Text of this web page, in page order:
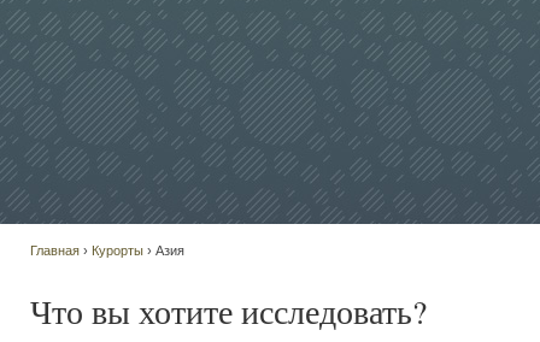
Главная › Курорты › Азия
Что вы хотите исследовать?